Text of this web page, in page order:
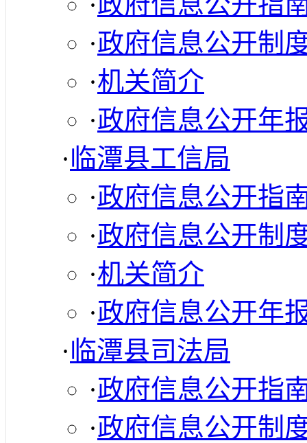
·政府信息公开制
·机关简介
·政府信息公开年
·临潭县工信局
·政府信息公开指
·政府信息公开制
·机关简介
·政府信息公开年
·临潭县司法局
·政府信息公开指
·政府信息公开制